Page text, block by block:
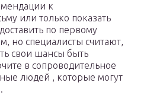
к
или только показать
по первому
но специалисты считают,
свои шансы быть
в сопроводительное
людей , которые могут